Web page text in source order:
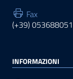
Fax
(+39)
INFORMAZIONI